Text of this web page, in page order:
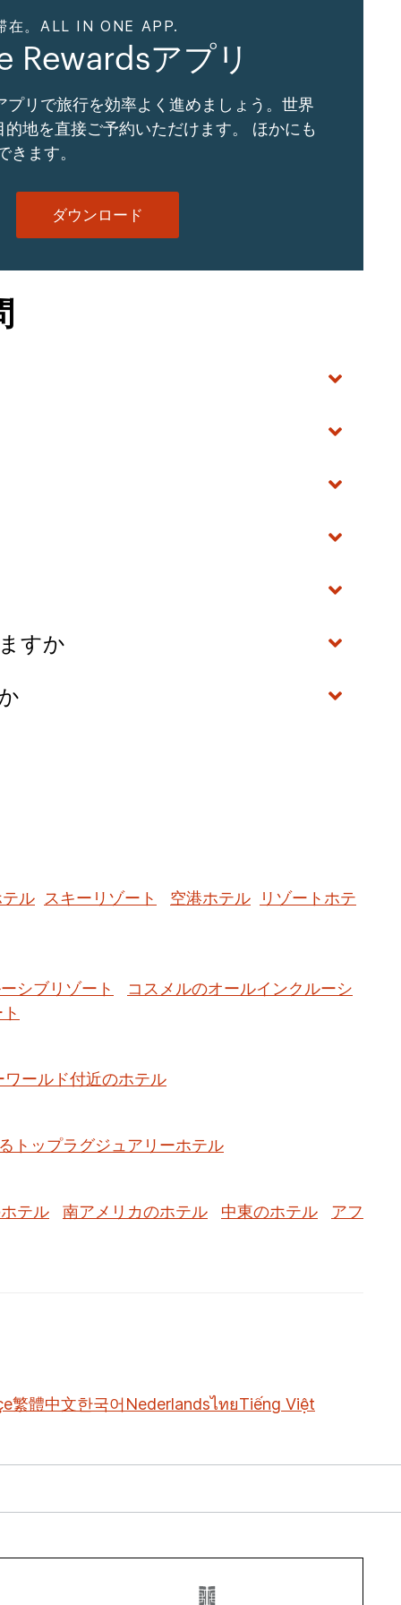
在。ALL IN ONE APP.
Rewardsアプリ
プリで旅行を効率よく進めましょう。世界
地を直接ご予約いただけます。 ほかにも
きます。
ダウンロード
すか
ル スキーリゾート 空港ホテル リゾートホテ
シブリゾート
コスメルのオールインクルーシ
ワールド付近のホテル
トップラグジュアリーホテル
テル 南アメリカのホテル 中東のホテル アフ
繁體中文한국어 NederlandsไทยTiếng Việt